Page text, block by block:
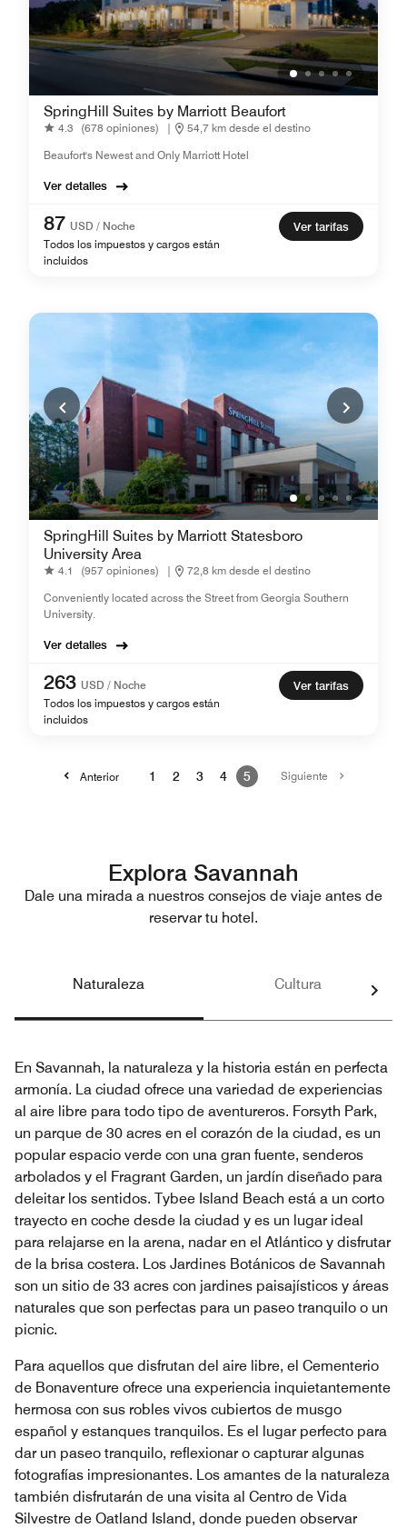
SpringHill Suites by Marriott Beaufort
4.3 (678 opiniones) |
54,7 km desde el destino
Beaufort's Newest and Only Marriott Hotel
Ver detalles
87 USD / Noche
Todos los impuestos y cargos están
incluidos
Ver tarifas
SpringHill Suites by Marriott Statesboro
University Area
4.1 (957 opiniones) |
72,8 km desde el destino
Conveniently located across the Street from Georgia Southern
University.
Ver detalles
263 USD / Noche
Todos los impuestos y cargos están
incluidos
Ver tarifas
Anterior 1 2 3 4 5 Siguiente
Explora Savannah
Dale una mirada a nuestros consejos de viaje antes de
reservar tu hotel.
Naturaleza Cultura
En Savannah, la naturaleza y la historia están en perfecta
armonía. La ciudad ofrece una variedad de experiencias
al aire libre para todo tipo de aventureros. Forsyth Park,
un parque de 30 acres en el corazón de la ciudad, es un
popular espacio verde con una gran fuente, senderos
arbolados y el Fragrant Garden, un jardín diseñado para
deleitar los sentidos. Tybee Island Beach está a un corto
trayecto en coche desde la ciudad y es un lugar ideal
para relajarse en la arena, nadar en el Atlántico y disfrutar
de la brisa costera. Los Jardines Botánicos de Savannah
son un sitio de 33 acres con jardines paisajísticos y áreas
naturales que son perfectas para un paseo tranquilo o un
picnic.
Para aquellos que disfrutan del aire libre, el Cementerio
de Bonaventure ofrece una experiencia inquietantemente
hermosa con sus robles vivos cubiertos de musgo
español y estanques tranquilos. Es el lugar perfecto para
dar un paseo tranquilo, reflexionar o capturar algunas
fotografías impresionantes. Los amantes de la naturaleza
también disfrutarán de una visita al Centro de Vida
Silvestre de Oatland Island, donde pueden observar